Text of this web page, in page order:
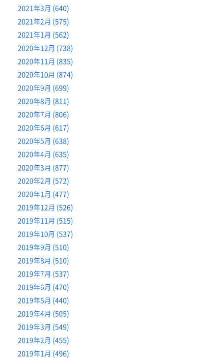
2021年3月 (640)
2021年2月 (575)
2021年1月 (562)
2020年12月 (738)
2020年11月 (835)
2020年10月 (874)
2020年9月 (699)
2020年8月 (811)
2020年7月 (806)
2020年6月 (617)
2020年5月 (638)
2020年4月 (635)
2020年3月 (877)
2020年2月 (572)
2020年1月 (477)
2019年12月 (526)
2019年11月 (515)
2019年10月 (537)
2019年9月 (510)
2019年8月 (510)
2019年7月 (537)
2019年6月 (470)
2019年5月 (440)
2019年4月 (505)
2019年3月 (549)
2019年2月 (455)
2019年1月 (496)